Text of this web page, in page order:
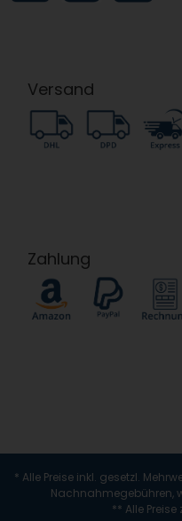
Versand
Zahlung
* Alle Preise inkl. gesetzl.
Nachnahmegebühren,
** Alle